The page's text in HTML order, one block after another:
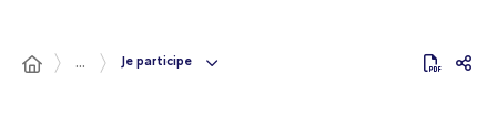
... Je participe